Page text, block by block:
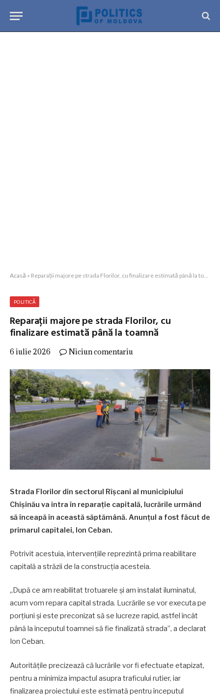
Acasă » Reparații majore pe strada Florilor, cu finalizare estimată până la toamnă
POLITICĂ
Reparații majore pe strada Florilor, cu
finalizare estimată până la toamnă
6 iulie 2026 Niciun comentariu
Strada Florilor din sectorul Rîșcani al municipiului
Chișinău va intra în reparație capitală, lucrările urmând
să înceapă în această săptămână. Anunțul a fost făcut de
primarul capitalei, Ion Ceban.
Potrivit acestuia, intervențiile reprezintă prima reabilitare
capitală a străzii de la construcția acesteia.
„După ce am reabilitat trotuarele și am instalat iluminatul,
acum vom repara capital strada. Lucrările se vor executa pe
porțiuni și este preconizat să se lucreze rapid, astfel încât
până la începutul toamnei să fie finalizată strada”, a declarat
Ion Ceban.
Autoritățile precizează că lucrările vor fi efectuate etapizat,
pentru a minimiza impactul asupra traficului rutier, iar
finalizarea proiectului este estimată pentru începutul